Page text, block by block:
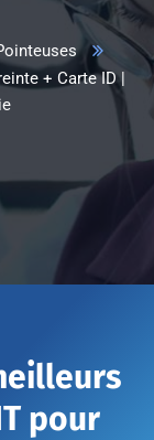
+ Carte ID |
pour